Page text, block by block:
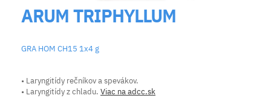
ARUM TRIPHYLLUM
GRA HOM CH15 1x4 g
• Laryngitídy rečníkov a spevákov.
• Laryngitídy z chladu. Viac na adcc.sk